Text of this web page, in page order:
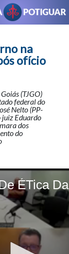
na
ofício
(TJGO)
federal do
Nelto (PP-
juiz Eduardo
dos
do